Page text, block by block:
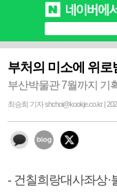
부처의 미소에 위
부산박물관 7월까지 기
최승희 기자 shchoi@kookje.co.kr |
- 건칠희랑대사좌상·